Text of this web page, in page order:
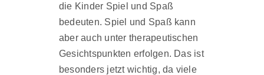
die Kinder Spiel und Spaß
bedeuten. Spiel und Spaß kann
aber auch unter therapeutischen
Gesichtspunkten erfolgen. Das ist
besonders jetzt wichtig, da viele